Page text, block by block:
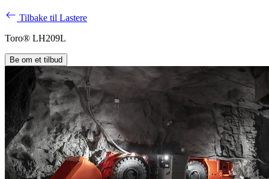
Tilbake til Lastere
Toro® LH209L
Be om et tilbud